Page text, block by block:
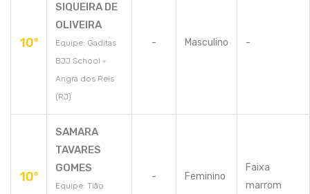
10º
SIQUEIRA DE
OLIVEIRA
Equipe: Gaditas
BJJ School -
Angra dos Reis
(RJ)
- Masculino -
10º
SAMARA
TAVARES
GOMES
Equipe: Tião
- Feminino
Faixa
marrom